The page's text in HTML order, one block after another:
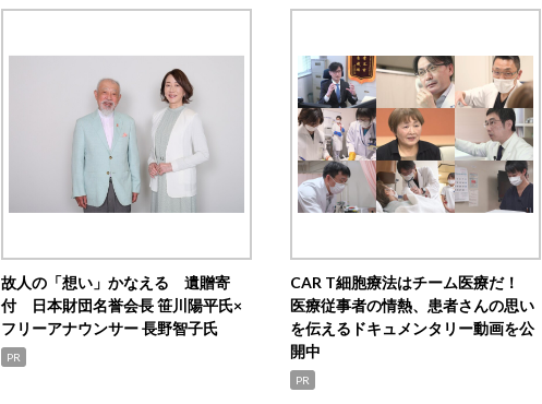
故人の「想い」かなえる 遺贈寄
付 日本財団名誉会長 笹川陽平氏×
フリーアナウンサー 長野智子氏
PR
CAR T細胞療法はチーム医療だ！
医療従事者の情熱、患者さんの思い
を伝えるドキュメンタリー動画を公
開中
PR